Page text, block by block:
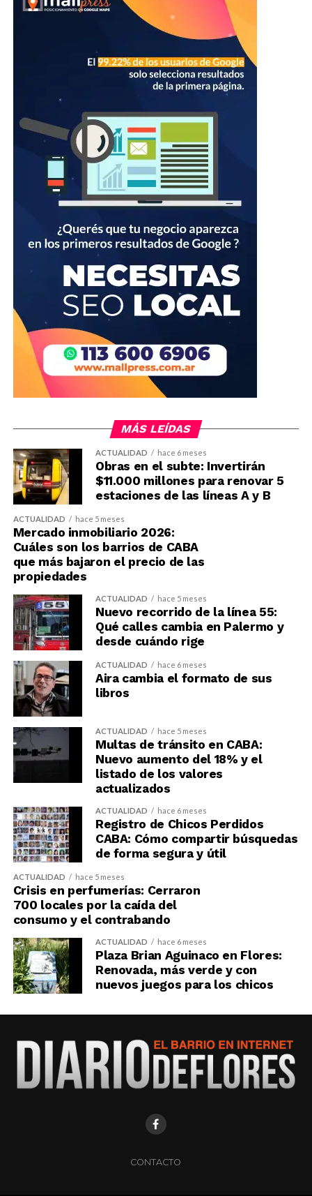
MÁS LEÍDAS
ACTUALIDAD hace 6 meses
Obras en el subte: Invertirán
$11.000 millones para renovar 5
estaciones de las líneas A y B
ACTUALIDAD hace 5 meses
Mercado inmobiliario 2026:
Cuáles son los barrios de CABA
que más bajaron el precio de las
propiedades
ACTUALIDAD hace 5 meses
Nuevo recorrido de la línea 55:
Qué calles cambia en Palermo y
desde cuándo rige
ACTUALIDAD hace 6 meses
Aira cambia el formato de sus
libros
ACTUALIDAD hace 5 meses
Multas de tránsito en CABA:
Nuevo aumento del 18% y el
listado de los valores
actualizados
ACTUALIDAD hace 6 meses
Registro de Chicos Perdidos
CABA: Cómo compartir búsquedas
de forma segura y útil
ACTUALIDAD hace 5 meses
Crisis en perfumerías: Cerraron
700 locales por la caída del
consumo y el contrabando
ACTUALIDAD hace 6 meses
Plaza Brian Aguinaco en Flores:
Renovada, más verde y con
nuevos juegos para los chicos
CONTACTO